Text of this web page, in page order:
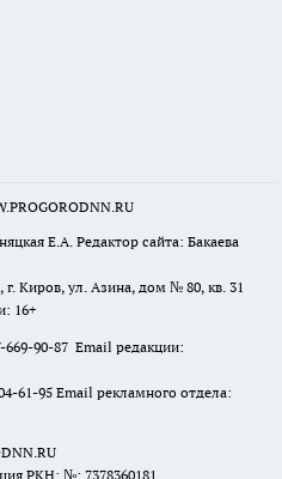
Е.А. Редактор сайта: Бакаева
г. Киров, ул. Азина, дом № 80, кв. 31
16+
90-87 Email редакции:
61-95 Email рекламного отдела:
РКН: №: 7378360181.